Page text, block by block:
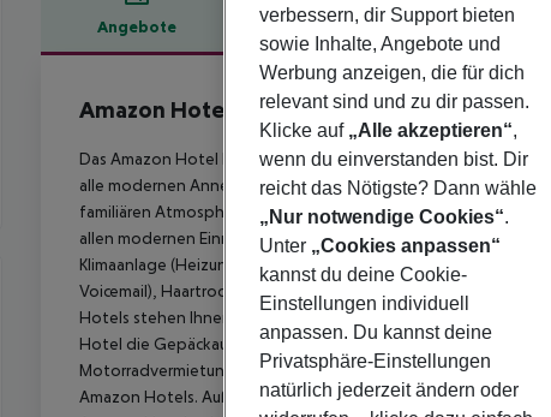
Angebote Hotelbeschreibung
Hotelbeschreibung
Amazon Hotel Athens
3
Das Amazon Hotel befindet sich in Syntagma, im Herzen von
alle modernen Annehmlichkeiten. Dank des besonders
familiären Atmosphäre wohlfühlen, die Ihren Aufenthalt
allen modernen Einrichtungen ausgestattet sind, wie z. B.
Klimaanlage (Heizung, Kühlung) mit autonomem Thermostat,
Voicemail), Haartrockner und Esstisch. Der Zimmerservice ist
Hotels stehen Ihnen 24 Stunden am Tag zur Verfügung,
Hotel die Gepäckaufbewahrung, den Transport vom und
Motorradvermietung sowie ein Massagestudio (nach
Amazon Hotels. Außerdem gibt es einen kleinen
verbessern, dir Support bieten
sowie Inhalte, Angebote und
Werbung anzeigen, die für dich
relevant sind und zu dir passen.
Klicke auf „Alle akzeptieren“,
wenn du einverstanden bist. Dir
reicht das Nötigste? Dann wähle
„Nur notwendige Cookies“.
Unter „Cookies anpassen“
kannst du deine Cookie-
Einstellungen individuell
anpassen. Du kannst deine
Privatsphäre-Einstellungen
natürlich jederzeit ändern oder